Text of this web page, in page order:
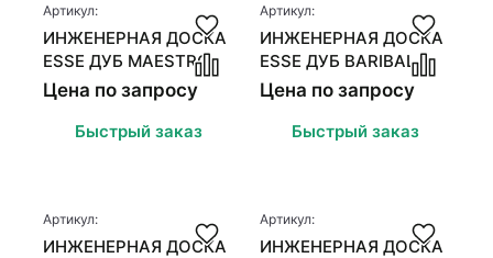
Артикул:
ИНЖЕНЕРНАЯ ДОСКА
ESSE ДУБ MAESTRO
Цена по запросу
Быстрый заказ
Артикул:
ИНЖЕНЕРНАЯ ДОСКА
ESSE ДУБ BARIBAL
Цена по запросу
Быстрый заказ
Артикул:
ИНЖЕНЕРНАЯ ДОСКА
Артикул:
ИНЖЕНЕРНАЯ ДОСКА